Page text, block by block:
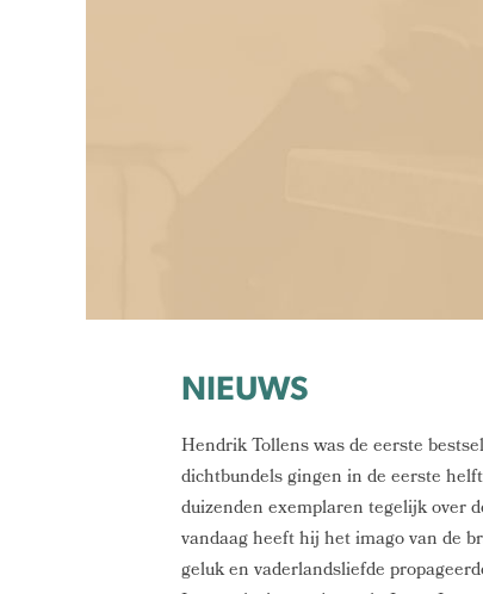
NIEUWS
Hendrik Tollens was de eerste
dichtbundels gingen in de eerste
duizenden exemplaren tegelijk over
vandaag heeft hij het imago van de
geluk en vaderlandsliefde